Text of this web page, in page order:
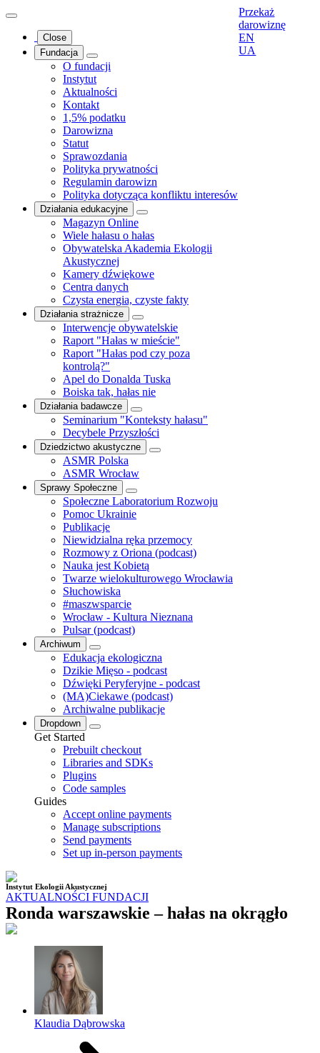
Close
Fundacja
O fundacji
Instytut
Aktualności
Kontakt
1,5% podatku
Darowizna
Statut
Sprawozdania
Polityka prywatności
Regulamin darowizn
Polityka dotycząca konfliktu interesów
Działania edukacyjne
Magazyn Online
Wiele hałasu o hałas
Obywatelska Akademia Ekologii
Akustycznej
Kamery dźwiękowe
Centra danych
Czysta energia, czyste fakty
Działania strażnicze
Interwencje obywatelskie
Raport "Hałas w mieście"
Raport "Hałas pod czy poza
kontrolą?"
Apel do Donalda Tuska
Boiska tak, hałas nie
Działania badawcze
Seminarium "Konteksty hałasu"
Decybele Przyszłości
Dziedzictwo akustyczne
ASMR Polska
ASMR Wrocław
Sprawy Społeczne
Społeczne Laboratorium Rozwoju
Pomoc Ukrainie
Publikacje
Niewidzialna ręka przemocy
Rozmowy z Oriona (podcast)
Nauka jest Kobietą
Twarze wielokulturowego Wrocławia
Słuchowiska
#maszwsparcie
Wrocław - Kultura Nieznana
Pulsar (podcast)
Archiwum
Edukacja ekologiczna
Dzikie Mięso - podcast
Dźwięki Peryferyjne - podcast
(MA)Ciekawe (podcast)
Archiwalne publikacje
Dropdown
Get Started
Prebuilt checkout
Libraries and SDKs
Plugins
Code samples
Guides
Accept online payments
Manage subscriptions
Send payments
Set up in-person payments
Instytut Ekologii Akustycznej
Przekaż
darowiznę
EN
UA
AKTUALNOŚCI FUNDACJI
Ronda warszawskie – hałas na okrągło
Klaudia Dąbrowska